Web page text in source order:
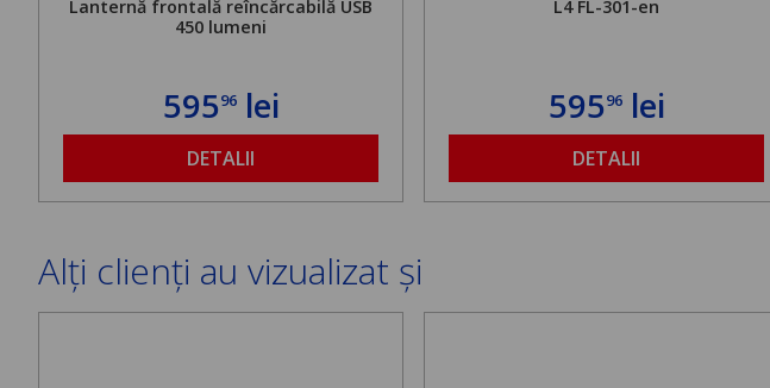
Lanternă frontală reîncărcabilă USB
450 lumeni
59596lei
DETALII
L4 FL-301-en
59596lei
DETALII
Alți clienți au vizualizat și